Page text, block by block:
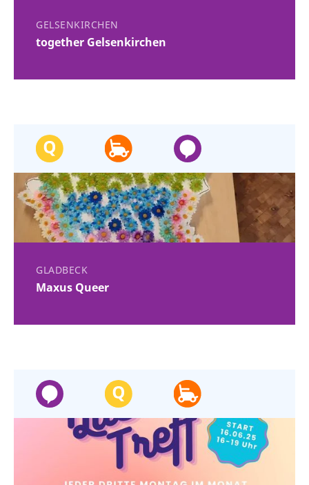
GELSENKIRCHEN
together Gelsenkirchen
GLADBECK
Maxus Queer